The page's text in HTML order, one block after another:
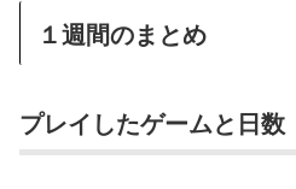
１週間のまとめ
プレイしたゲームと日数